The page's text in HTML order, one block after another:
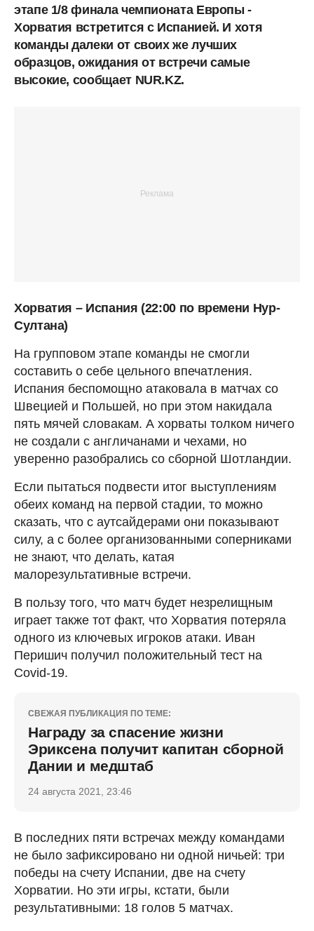
этапе 1/8 финала чемпионата Европы -
Хорватия встретится с Испанией. И хотя
команды далеки от своих же лучших
образцов, ожидания от встречи самые
высокие, сообщает NUR.KZ.
Хорватия – Испания (22:00 по времени Нур-
Султана)
На групповом этапе команды не смогли
составить о себе цельного впечатления.
Испания беспомощно атаковала в матчах со
Швецией и Польшей, но при этом накидала
пять мячей словакам. А хорваты толком ничего
не создали с англичанами и чехами, но
уверенно разобрались со сборной Шотландии.
Если пытаться подвести итог выступлениям
обеих команд на первой стадии, то можно
сказать, что с аутсайдерами они показывают
силу, а с более организованными соперниками
не знают, что делать, катая
малорезультативные встречи.
В пользу того, что матч будет незрелищным
играет также тот факт, что Хорватия потеряла
одного из ключевых игроков атаки. Иван
Перишич получил положительный тест на
Covid-19.
СВЕЖАЯ ПУБЛИКАЦИЯ ПО ТЕМЕ:
Награду за спасение жизни
Эриксена получит капитан сборной
Дании и медштаб
24 августа 2021, 23:46
В последних пяти встречах между командами
не было зафиксировано ни одной ничьей: три
победы на счету Испании, две на счету
Хорватии. Но эти игры, кстати, были
результативными: 18 голов 5 матчах.